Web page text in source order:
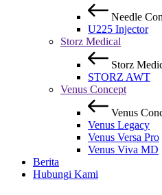
Needle
U225 Injector
Storz Medical
Storz
STORZ AWT
Venus Concept
Venus
Venus Legacy
Venus Versa Pro
Venus Viva MD
Berita
Hubungi Kami